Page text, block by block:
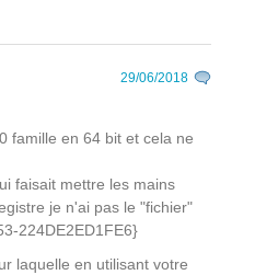
29/06/2018
famille en 64 bit et cela ne
faisait mettre les mains
je n'ai pas le "fichier"
224DE2ED1FE6}
laquelle en utilisant votre